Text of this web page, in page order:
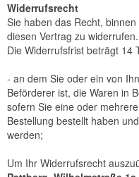
Widerrufsrecht
Sie haben das Recht,
diesen Vertrag zu widerrufen.
Die Widerrufsfrist beträgt 14
- an dem Sie oder ein von
Beförderer ist, die Waren in
sofern Sie eine oder
Bestellung bestellt haben
werden;
Um Ihr Widerrufsrecht